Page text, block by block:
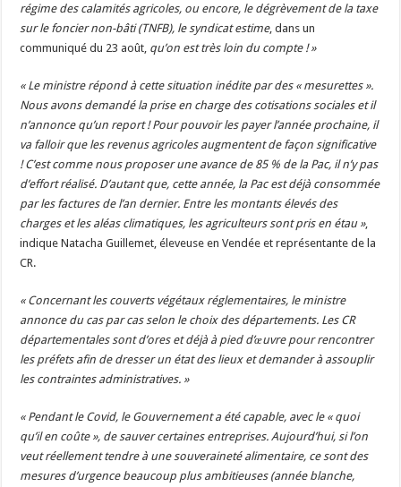
régime des calamités agricoles, ou encore, le dégrèvement de la taxe
sur le foncier non-bâti (TNFB), le syndicat estime, dans un
communiqué du 23 août, qu’on est très loin du compte ! »
« Le ministre répond à cette situation inédite par des « mesurettes ».
Nous avons demandé la prise en charge des cotisations sociales et il
n’annonce qu’un report ! Pour pouvoir les payer l’année prochaine, il
va falloir que les revenus agricoles augmentent de façon significative
!C’est comme nous proposer une avance de 85 % de la Pac, il n’y pas
d’effort réalisé. D’autant que, cette année, la Pac est déjà consommée
par les factures de l’an dernier. Entre les montants élevés des
charges et les aléas climatiques, les agriculteurs sont pris en étau »,
indique Natacha Guillemet, éleveuse en Vendée et représentante de la
CR.
« Concernant les couverts végétaux réglementaires, le ministre
annonce du cas par cas selon le choix des départements. Les CR
départementales sont d’ores et déjà à pied d’œuvre pour rencontrer
les préfets afin de dresser un état des lieux et demander à assouplir
les contraintes administratives. »
« Pendant le Covid, le Gouvernement a été capable, avec le « quoi
qu’il en coûte », de sauver certaines entreprises. Aujourd’hui, si l’on
veut réellement tendre à une souveraineté alimentaire, ce sont des
mesures d’urgence beaucoup plus ambitieuses (année blanche,